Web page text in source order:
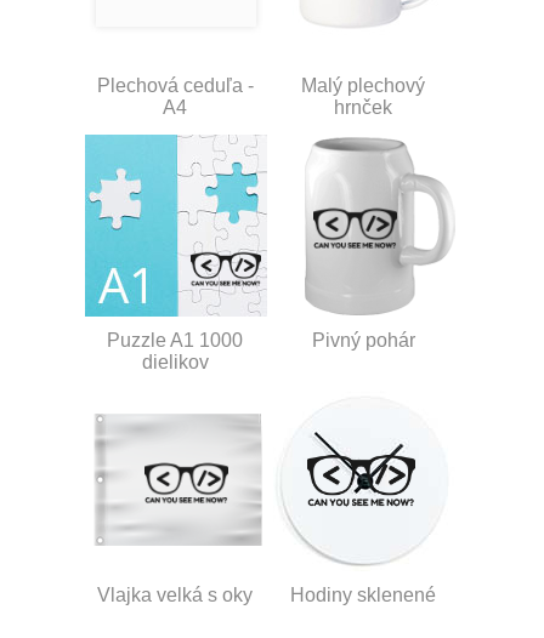
Plechová ceduľa -
A4
Malý plechový
hrnček
Puzzle A1 1000
dielikov
Pivný pohár
Vlajka velká s oky Hodiny sklenené